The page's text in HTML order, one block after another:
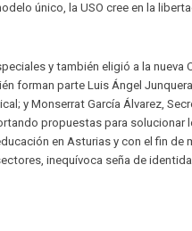
único, la USO cree en la
y también eligió a la nueva
forman parte Luis Ángel
y Monserrat García Álvarez,
propuestas para solucionar
en Asturias y con el fin de
inequívoca seña de